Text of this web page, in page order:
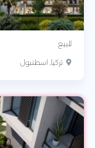
للبيع
تركيا, اسطنبول